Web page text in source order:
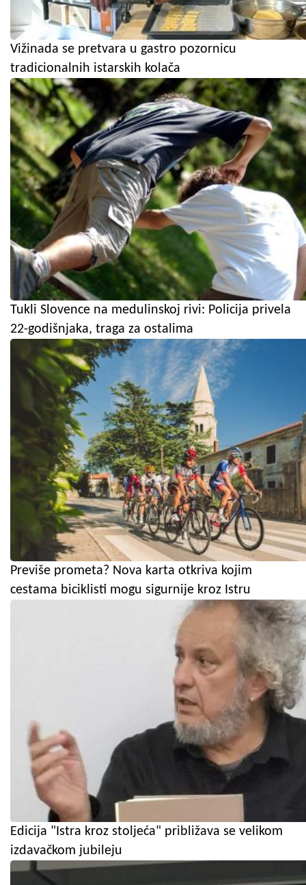
Vižinada se pretvara u gastro pozornicu
tradicionalnih istarskih kolača
Tukli Slovence na medulinskoj rivi: Policija privela
22-godišnjaka, traga za ostalima
Previše prometa? Nova karta otkriva kojim
cestama biciklisti mogu sigurnije kroz Istru
Edicija "Istra kroz stoljeća" približava se velikom
izdavačkom jubileju